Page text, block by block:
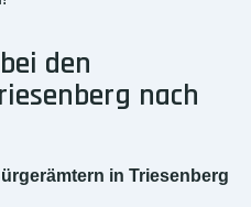
den
nach
in Triesenberg